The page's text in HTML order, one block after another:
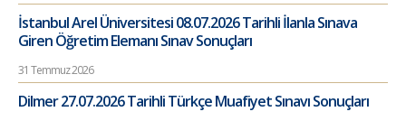
İstanbul Arel Üniversitesi 08.07.2026 Tarihli İlanla Sınava
Giren Öğretim Elemanı Sınav Sonuçları
31 Temmuz 2026
Dilmer 27.07.2026 Tarihli Türkçe Muafiyet Sınavı Sonuçları